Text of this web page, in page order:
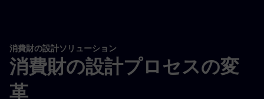
消費財の設計ソリューション
消費財の設計プロセスの変
革